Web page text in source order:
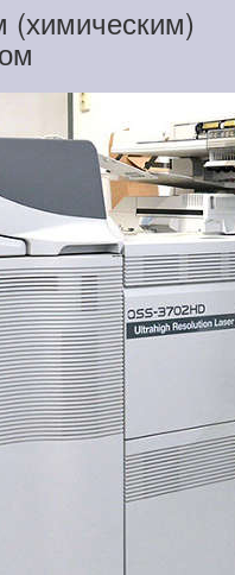
(химическим)